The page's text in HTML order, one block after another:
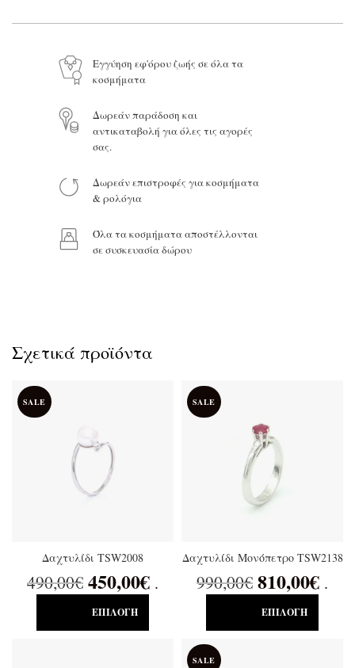
Εγγύηση εφ'όρου ζωής σε όλα τα
κοσμήματα
Δωρεάν παράδοση και
αντικαταβολή για όλες τις αγορές
σας.
Δωρεάν επιστροφές για κοσμήματα
& ρολόγια
Όλα τα κοσμήματα αποστέλλονται
σε συσκευασία δώρου
Σχετικά προϊόντα
SALE
Δαχτυλίδι TSW2008
490,00€ 450,00€ .
ΕΠΙΛΟΓΉ
SALE
Δαχτυλίδι Μονόπετρο TSW2138
990,00€ 810,00€ .
ΕΠΙΛΟΓΉ
SALE